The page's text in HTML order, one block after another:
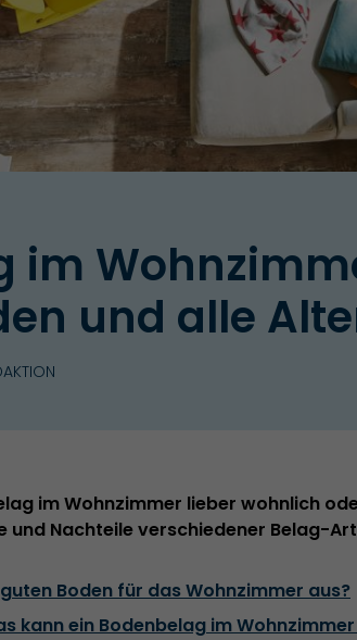
im
und alle
im Wohnzimmer lieber wohnlich
und Nachteile verschiedener Belag-
Boden für das Wohnzimmer aus?
kann ein Bodenbelag im